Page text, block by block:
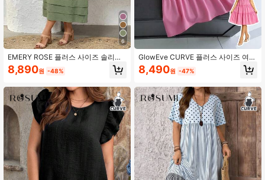
6
EMERY ROSE 플러스 사이즈 솔리드
컬러 반팔 캐주얼 휴양 드레스 여성용
휴가 스타일 세이지 그린
8,890원 -48%
GlowEve CURVE 플러스 사이즈 여성
용 우아한 홀리데이 로맨틱 핑크 브이
넥 민소매 타이 웨이스트 A라인 슬리
8,490원 -47%